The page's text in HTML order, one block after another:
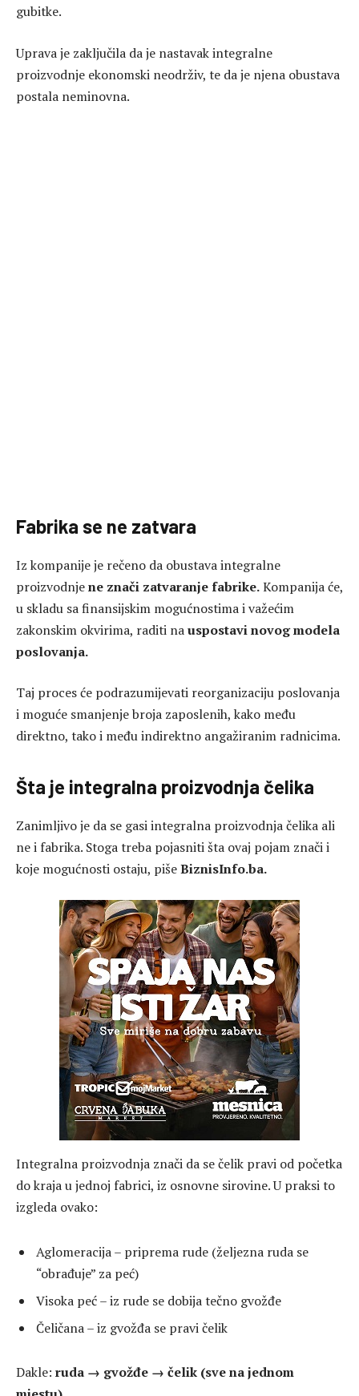
gubitke.
Uprava je zaključila da je nastavak integralne
proizvodnje ekonomski neodrživ, te da je njena obustava
postala neminovna.
Fabrika se ne zatvara
Iz kompanije je rečeno da obustava integralne
proizvodnjene znači zatvaranje fabrike.Kompanija će,
u skladu sa finansijskim mogućnostima i važećim
zakonskim okvirima, raditi nauspostavi novog modela
poslovanja.
Taj proces će podrazumijevati reorganizaciju poslovanja
i moguće smanjenje broja zaposlenih, kako među
direktno, tako i među indirektno angažiranim radnicima.
Šta je integralna proizvodnja čelika
Zanimljivo je da se gasi integralna proizvodnja čelika ali
ne i fabrika. Stoga treba pojasniti šta ovaj pojam znači i
koje mogućnosti ostaju, pišeBiznisInfo.ba.
Integralna proizvodnja znači da se čelik pravi od početka
do kraja u jednoj fabrici, iz osnovne sirovine. U praksi to
izgleda ovako:
Aglomeracija – priprema rude (željezna ruda se
“obrađuje” za peć)
Visoka peć – iz rude se dobija tečno gvožđe
Čeličana – iz gvožđa se pravi čelik
Dakle: ruda → gvožđe → čelik (sve na jednom